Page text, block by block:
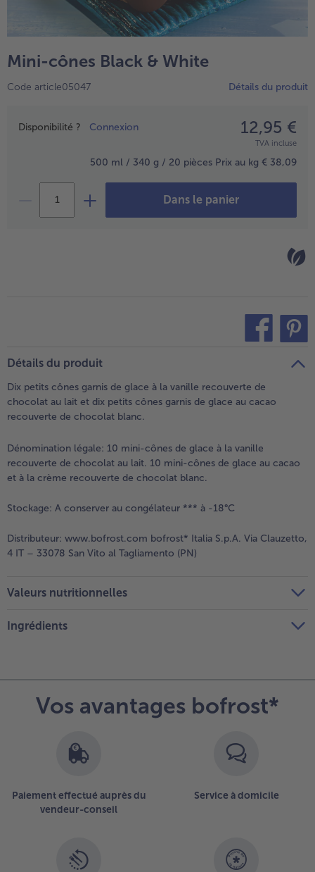
TousPlats cuisinés
Boulangerie & Pâtisserie
TousBoulangerie & Pâtisserie
TousEntrées, Apéritifs & Snacks
Produits non surgelés
TousProduits non surgelés
Mini-cônes Black & White
Code article05047 Détails du produit
Prix
Disponibilité ? Connexion 12,95 €
TVA incluse
500 ml / 340 g / 20 pièces Prix au kg € 38,09
Dans le panier
Détails du produit
Dix petits cônes garnis de glace à la vanille recouverte de
chocolat au lait et dix petits cônes garnis de glace au cacao
recouverte de chocolat blanc.
Dénomination légale: 10 mini-cônes de glace à la vanille
recouverte de chocolat au lait. 10 mini-cônes de glace au cacao
et à la crème recouverte de chocolat blanc.
Stockage: A conserver au congélateur *** à -18°C
Distributeur: www.bofrost.com bofrost* Italia S.p.A. Via Clauzetto,
4 IT – 33078 San Vito al Tagliamento (PN)
Valeurs nutritionnelles
Ingrédients
Vos avantages bofrost*
Paiement effectué auprès du
vendeur-conseil
Service à domicile